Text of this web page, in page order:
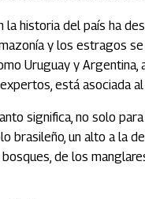
la historia del país ha
y los estragos
Uruguay y Argentina,
está asociada
significa, no solo
brasileño, un alto a la
de los